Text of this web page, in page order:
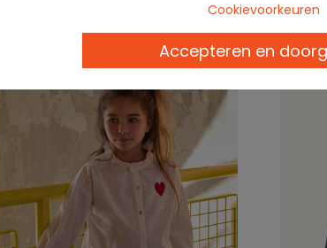
Cookievoorkeuren
Accepteren en